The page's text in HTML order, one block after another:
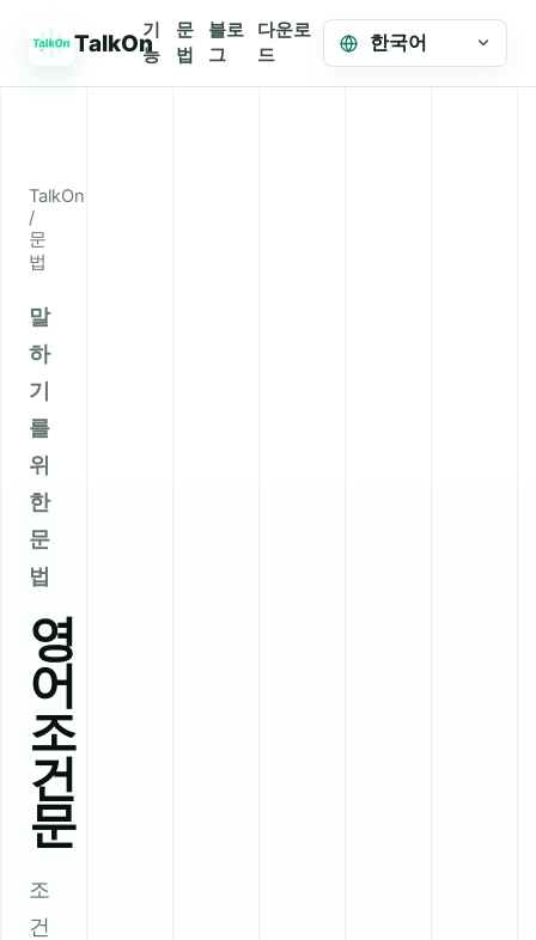
TalkOn기
능
문
법
블로
그
다운로
드
한국어
TalkOn
/
문
법
말
하
기
를
위
한
문
법
영
어
조
건
문
조
건